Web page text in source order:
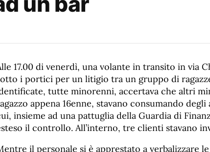
17.00 di venerdì, una volante in transito in via
i portici per un litigio tra un gruppo di
tutte minorenni, accertava che altri
appena 16enne, stavano consumando
insieme ad una pattuglia della Guardia di
il controllo. All’interno, tre clienti stavano
il personale si è apprestato a verbalizzare